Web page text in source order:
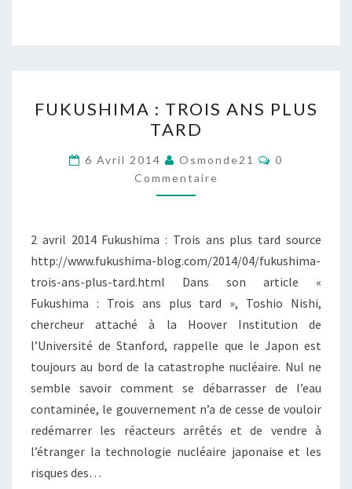
TROIS
ANS
PLUS
TARD
FUKUSHIMA : TROIS ANS PLUS
TARD
6 Avril 2014 Osmonde21
0
Commentaire
2 avril 2014 Fukushima : Trois ans plus tard source
http://www.fukushima-blog.com/2014/04/fukushima-
trois-ans-plus-tard.html Dans son article «
Fukushima : Trois ans plus tard », Toshio Nishi,
chercheur attaché à la Hoover Institution de
l’Université de Stanford, rappelle que le Japon est
toujours au bord de la catastrophe nucléaire. Nul ne
semble savoir comment se débarrasser de l’eau
contaminée, le gouvernement n’a de cesse de vouloir
redémarrer les réacteurs arrêtés et de vendre à
l’étranger la technologie nucléaire japonaise et les
risques des…